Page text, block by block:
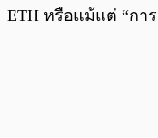
ETH หรือแม้แต่ “กา